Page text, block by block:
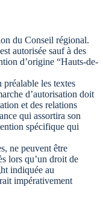
du Conseil régional.
autorisée sauf à des
d’origine “Hauts-de-
préalable les textes
d’autorisation doit
et des relations
qui assortira son
spécifique qui
ne peuvent être
lors qu’un droit de
indiquée au
impérativement